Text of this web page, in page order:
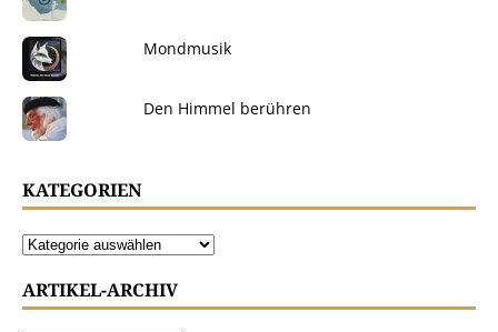
Mondmusik
Den Himmel berühren
KATEGORIEN
ARTIKEL-ARCHIV